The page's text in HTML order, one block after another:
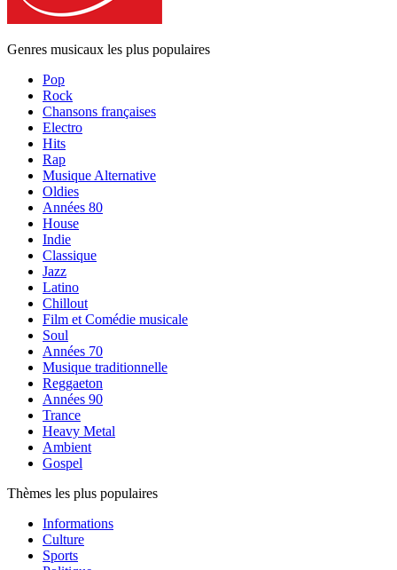
Genres musicaux les plus populaires
Pop
Rock
Chansons françaises
Electro
Hits
Rap
Musique Alternative
Oldies
Années 80
House
Indie
Classique
Jazz
Latino
Chillout
Film et Comédie musicale
Soul
Années 70
Musique traditionnelle
Reggaeton
Années 90
Trance
Heavy Metal
Ambient
Gospel
Thèmes les plus populaires
Informations
Culture
Sports